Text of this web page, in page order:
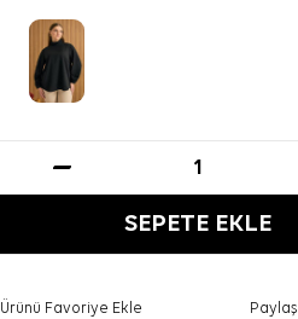
SEPETE EKLE
Ürünü Favoriye Ekle Paylaş